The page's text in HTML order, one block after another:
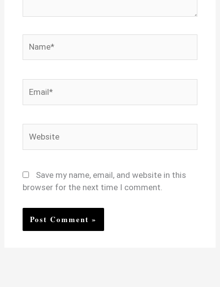
Save my name, email, and website in this
browser for the next time I comment.